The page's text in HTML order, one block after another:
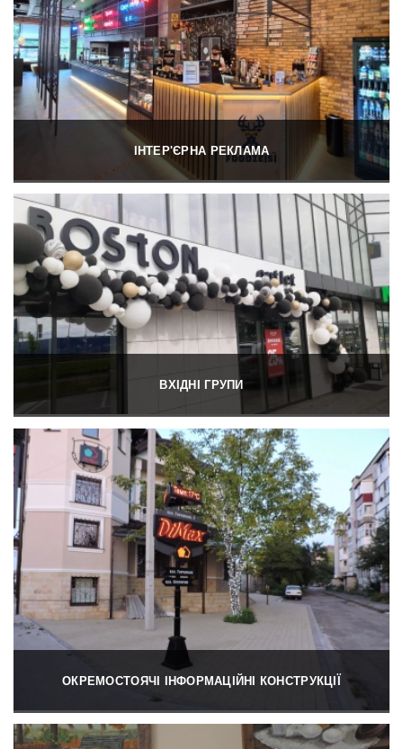
ІНТЕР'ЄРНА РЕКЛАМА
ВХІДНІ ГРУПИ
ОКРЕМОСТОЯЧІ ІНФОРМАЦІЙНІ КОНСТРУКЦІЇ